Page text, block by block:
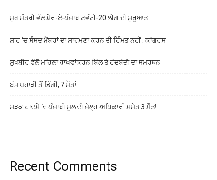
ਮੁੱਖ ਮੰਤਰੀ ਵੱਲੋਂ ਸ਼ੇਰ-ਏ-ਪੰਜਾਬ ਟਵੰਟੀ-20 ਲੀਗ ਦੀ ਸ਼ੁਰੂਆਤ
ਸ਼ਾਹ ‘ਚ ਸੰਸਦ ਮੈਂਬਰਾਂ ਦਾ ਸਾਹਮਣਾ ਕਰਨ ਦੀ ਹਿੰਮਤ ਨਹੀਂ : ਕਾਂਗਰਸ
ਸੁਖਬੀਰ ਵੱਲੋਂ ਮਹਿਲਾ ਰਾਖਵਾਂਕਰਨ ਬਿੱਲ ਤੇ ਹੱਦਬੰਦੀ ਦਾ ਸਮਰਥਨ
ਬੱਸ ਪਹਾੜੀ ਤੋਂ ਡਿੱਗੀ, 7 ਮੌਤਾਂ
ਸੜਕ ਹਾਦਸੇ ‘ਚ ਪੰਜਾਬੀ ਮੂਲ ਦੀ ਜੇਲ੍ਹ ਅਧਿਕਾਰੀ ਸਮੇਤ 3 ਮੌਤਾਂ
Recent Comments